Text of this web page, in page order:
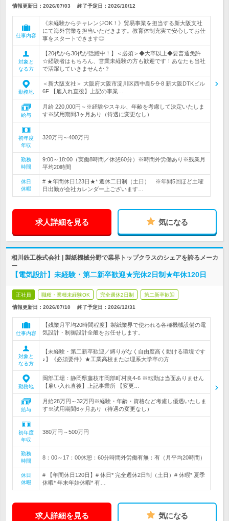
情報更新日：2026/07/03 終了予定日： 2026/10/12
仕事内容
《未経験からチャレンジOK！》貿易事業を担当する新大阪支社
にて海外営業を担当いただきます。教育体制充実で安心してお仕
事をスタートできます◎
対象と
なる方
【20代から30代が活躍中！】＜必須＞◆大卒以上◆要普通免許
☆経験者はもちろん、営業未経験の方も歓迎です！あなたも当社
で活躍していきませんか？
勤務地
＜新大阪支社＞ 大阪府大阪市淀川区西中島5-9-8 新大阪DTKビル
6F 【雇入れ直後】上記の事業…
給与
月給 220,000円～※経験やスキル、年齢を考慮して決定いたしま
す※試用期間3ヶ月あり（待遇に変更なし）
初年度
年収
320万円～400万円
勤務
時間
9:00～18:00（実働8時間／休憩60分）※時間外労働あり※残業月
平均20時間
休日
休暇
# ★年間休日123日★* 週休二日制（土日） ※年間5回ほど土曜
日出勤が会社カレンダー上ございます…
求人詳細を見る 気になる
相川鉄工株式会社 | 製紙機械分野で業界トップクラスのシェアを誇るメーカ
ー
【電気設計】未経験・第二新卒歓迎★完休2日制★年休120日
正社員 職種・業種未経験OK 完全週休2日制 第二新卒歓迎
情報更新日：2026/07/10 終了予定日： 2026/12/31
仕事内容
【残業月平均20時間程度】製紙業界で使われる各種機械設備の電
気設計・制御設計全般をお任せします。
対象と
なる方
【未経験・第二新卒歓迎／縛りがなく自由度高く動ける環境です
♪】《必須要件》★工業高校または理系大学卒の方
勤務地
岡部工場：静岡県藤枝市岡部町村良4-6 ※転勤は当面ありません
【雇い入れ直後】上記事業所 【変更…
給与
月給28万円～32万円※経験・年齢・資格など考慮し優遇いたしま
す※試用期間6ヶ月あり（待遇の変更なし）
初年度
年収
380万円～500万円
勤務
時間
8：00～17：00休憩：60分時間外労働有無：有（月平均20時間）
休日
休暇
# 【年間休日120日】# 休日* 完全週休2日制（土日）# 休暇* 夏季
休暇* 年末年始休暇* 有…
求人詳細を見る 気になる